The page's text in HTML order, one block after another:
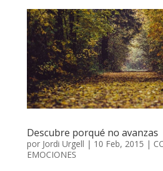
Descubre porqué no avanzas
por Jordi Urgell | 10 Feb, 2015 |
EMOCIONES